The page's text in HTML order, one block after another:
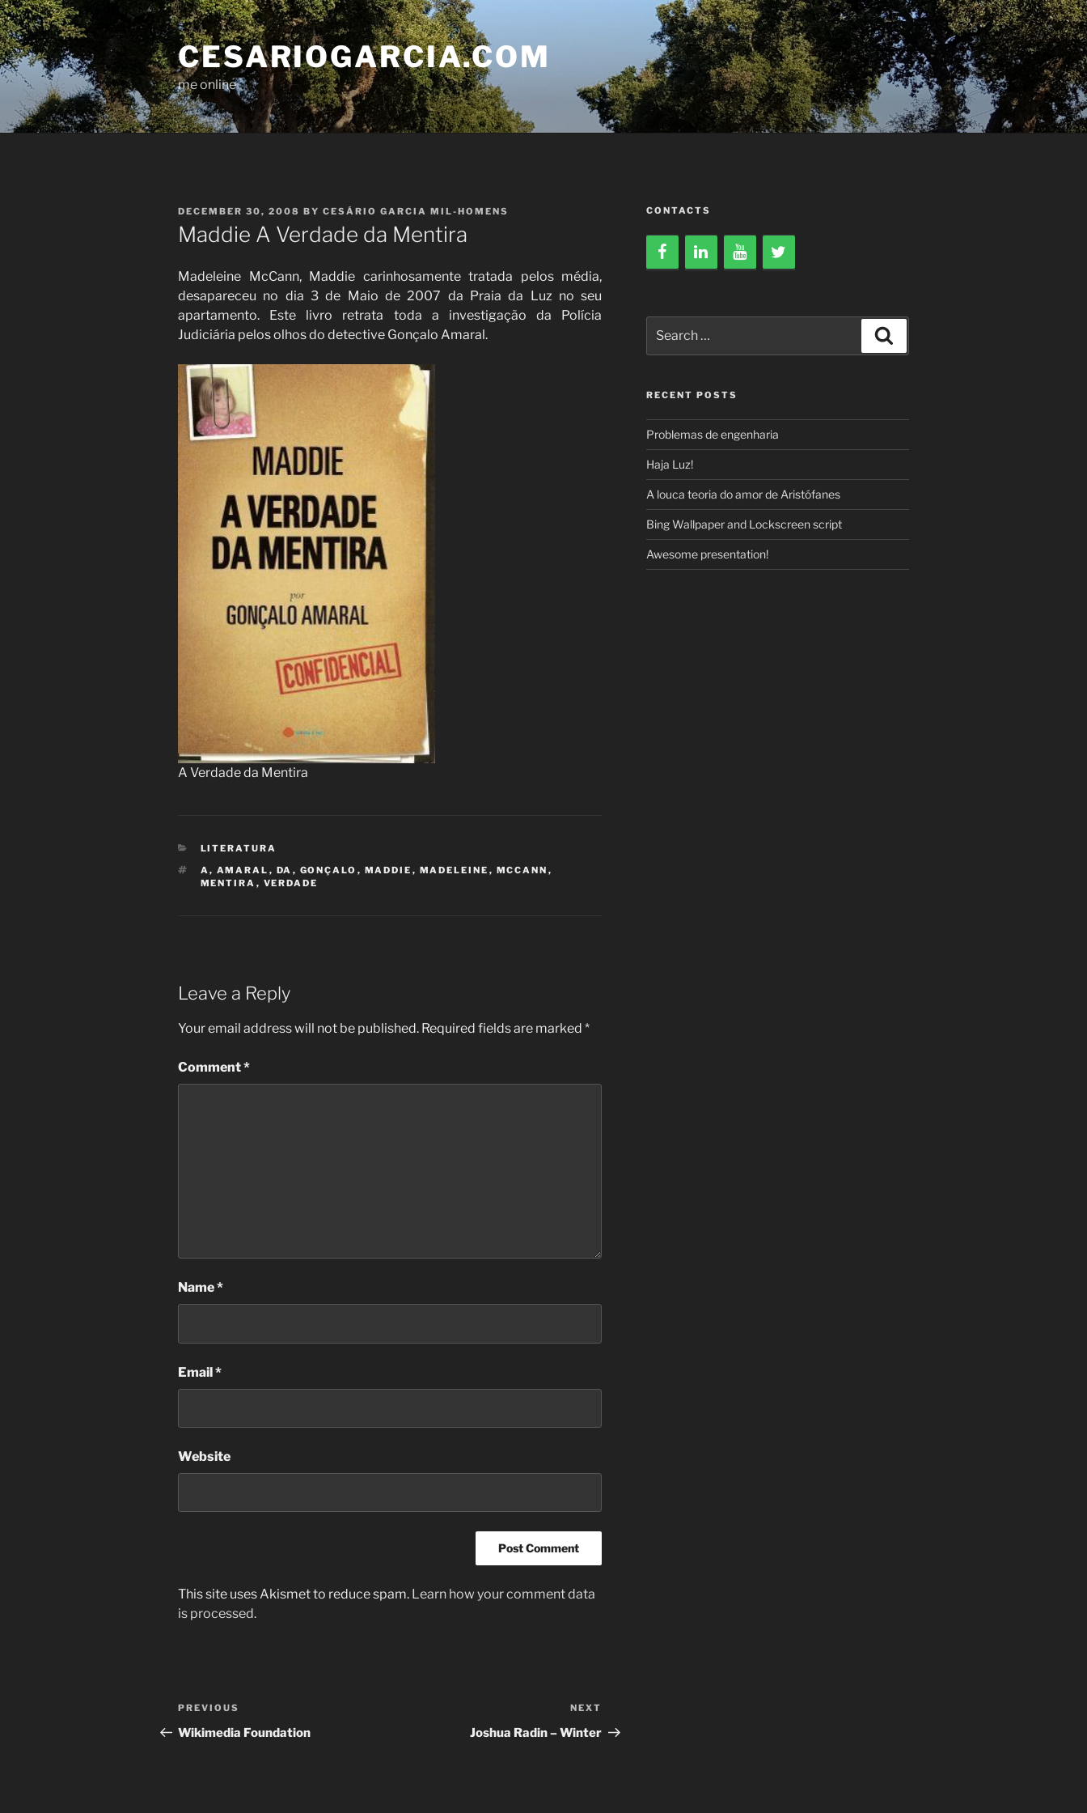
Skip
to
content
CESARIOGARCIA.COM
me online
POSTED
ON
DECEMBER 30, 2008 BY CESÁRIO GARCIA MIL-HOMENS
Maddie A Verdade da Mentira
Madeleine McCann, Maddie carinhosamente tratada pelos média,
desapareceu no dia 3 de Maio de 2007 da Praia da Luz no seu
apartamento. Este livro retrata toda a investigação da Polícia
Judiciária pelos olhos do detective Gonçalo Amaral.
A Verdade da Mentira
CATEGORIES
LITERATURA
TAGS
A, AMARAL , DA , GONÇALO , MADDIE , MADELEINE , MCCANN ,
MENTIRA , VERDADE
Leave a Reply
Your email address will not be published. Required fields are marked *
Comment*
Name*
Email*
Website
This site uses Akismet to reduce spam. Learn how your comment data
is processed.
Post
navigation
Previous
Post
PREVIOUS
Wikimedia Foundation
Post
NEXT
Joshua Radin – Winter
CONTACTS
for:
RECENT POSTS
Problemas de engenharia
Haja Luz!
A louca teoria do amor de Aristófanes
Bing Wallpaper and Lockscreen script
Awesome presentation!